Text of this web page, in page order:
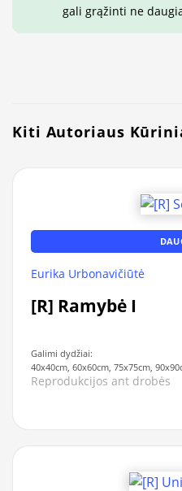
gali grąžinti ne
Kiti Autoriaus
Eurika Urbonavičiūtė
[R] Ramybė I
Galimi dydžiai:
40x40cm, 60x60cm, 75x75cm,
Reprodukcijos ant drobės